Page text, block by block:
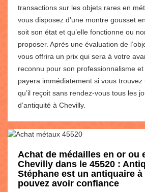
transactions sur les objets rares en
vous disposez d’une montre gousset
soit son état et qu’elle fonctionne ou
proposer. Après une évaluation de
vous offrira un prix qui sera à votre
reconnu pour son professionnalisme
payera immédiatement si vous
qu’il reçoit sans rendez-vous tous les
d’antiquité à Chevilly.
Achat de médailles en or ou
Chevilly dans le 45520 :
Stéphane est un antiquaire
pouvez avoir confiance